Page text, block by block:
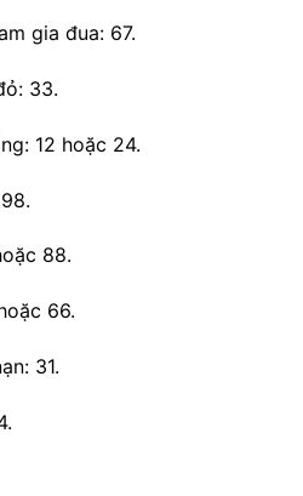
gia đua: 67.
33.
12 hoặc 24.
88.
66.
31.